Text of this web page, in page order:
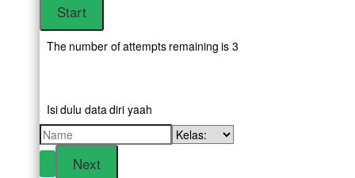
The number of attempts remaining is 3
Isi dulu data diri yaah